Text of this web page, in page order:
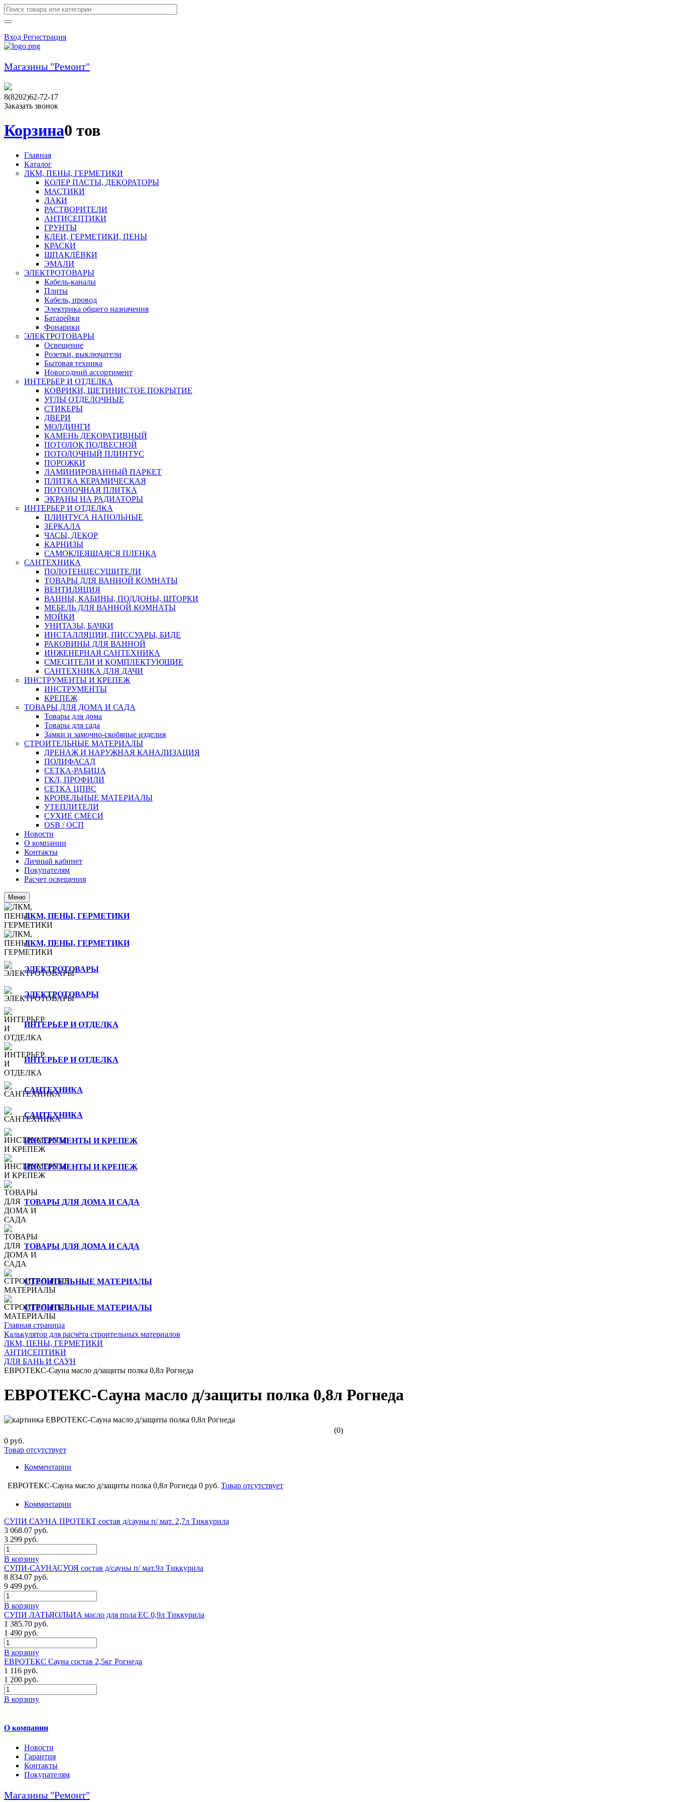
Вход Регистрация
Магазины "Ремонт"
8(8202)62-72-17
Заказать звонок
Корзина0 тов
Главная
Каталог
ЛКМ, ПЕНЫ, ГЕРМЕТИКИ
КОЛЕР ПАСТЫ, ДЕКОРАТОРЫ
МАСТИКИ
ЛАКИ
РАСТВОРИТЕЛИ
АНТИСЕПТИКИ
ГРУНТЫ
КЛЕИ, ГЕРМЕТИКИ, ПЕНЫ
КРАСКИ
ШПАКЛЁВКИ
ЭМАЛИ
ЭЛЕКТРОТОВАРЫ
Кабель-каналы
Плиты
Кабель, провод
Электрика общего назначения
Батарейки
Фонарики
ЭЛЕКТРОТОВАРЫ
Освещение
Розетки, выключатели
Бытовая техника
Новогодний ассортимент
ИНТЕРЬЕР И ОТДЕЛКА
КОВРИКИ, ЩЕТИНИСТОЕ ПОКРЫТИЕ
УГЛЫ ОТДЕЛОЧНЫЕ
СТИКЕРЫ
ДВЕРИ
МОЛДИНГИ
КАМЕНЬ ДЕКОРАТИВНЫЙ
ПОТОЛОК ПОДВЕСНОЙ
ПОТОЛОЧНЫЙ ПЛИНТУС
ПОРОЖКИ
ЛАМИНИРОВАННЫЙ ПАРКЕТ
ПЛИТКА КЕРАМИЧЕСКАЯ
ПОТОЛОЧНАЯ ПЛИТКА
ЭКРАНЫ НА РАДИАТОРЫ
ИНТЕРЬЕР И ОТДЕЛКА
ПЛИНТУСА НАПОЛЬНЫЕ
ЗЕРКАЛА
ЧАСЫ, ДЕКОР
КАРНИЗЫ
САМОКЛЕЯЩАЯСЯ ПЛЕНКА
САНТЕХНИКА
ПОЛОТЕНЦЕСУШИТЕЛИ
ТОВАРЫ ДЛЯ ВАННОЙ КОМНАТЫ
ВЕНТИЛЯЦИЯ
ВАННЫ, КАБИНЫ, ПОДДОНЫ, ШТОРКИ
МЕБЕЛЬ ДЛЯ ВАННОЙ КОМНАТЫ
МОЙКИ
УНИТАЗЫ, БАЧКИ
ИНСТАЛЛЯЦИИ, ПИССУАРЫ, БИДЕ
РАКОВИНЫ ДЛЯ ВАННОЙ
ИНЖЕНЕРНАЯ САНТЕХНИКА
СМЕСИТЕЛИ И КОМПЛЕКТУЮЩИЕ
САНТЕХНИКА ДЛЯ ДАЧИ
ИНСТРУМЕНТЫ И КРЕПЕЖ
ИНСТРУМЕНТЫ
КРЕПЕЖ
ТОВАРЫ ДЛЯ ДОМА И САДА
Товары для дома
Товары для сада
Замки и замочно-скобяные изделия
СТРОИТЕЛЬНЫЕ МАТЕРИАЛЫ
ДРЕНАЖ И НАРУЖНАЯ КАНАЛИЗАЦИЯ
ПОЛИФАСАД
СЕТКА-РАБИЦА
ГКЛ, ПРОФИЛИ
СЕТКА ЦПВС
КРОВЕЛЬНЫЕ МАТЕРИАЛЫ
УТЕПЛИТЕЛИ
СУХИЕ СМЕСИ
OSB / ОСП
Новости
О компании
Контакты
Личный кабинет
Покупателям
Расчет освещения
Меню
ЛКМ, ПЕНЫ, ГЕРМЕТИКИ
ЛКМ, ПЕНЫ, ГЕРМЕТИКИ
ЭЛЕКТРОТОВАРЫ
ЭЛЕКТРОТОВАРЫ
ИНТЕРЬЕР И ОТДЕЛКА
ИНТЕРЬЕР И ОТДЕЛКА
САНТЕХНИКА
САНТЕХНИКА
ИНСТРУМЕНТЫ И КРЕПЕЖ
ИНСТРУМЕНТЫ И КРЕПЕЖ
ТОВАРЫ ДЛЯ ДОМА И САДА
ТОВАРЫ ДЛЯ ДОМА И САДА
СТРОИТЕЛЬНЫЕ МАТЕРИАЛЫ
СТРОИТЕЛЬНЫЕ МАТЕРИАЛЫ
Главная страница
Калькулятор для расчёта строительных материалов
ЛКМ, ПЕНЫ, ГЕРМЕТИКИ
АНТИСЕПТИКИ
ДЛЯ БАНЬ И САУН
ЕВРОТЕКС-Сауна масло д/защиты полка 0,8л Рогнеда
ЕВРОТЕКС-Сауна масло д/защиты полка 0,8л Рогнеда
(0)
0 руб.
Товар отсутствует
Комментарии
ЕВРОТЕКС-Сауна масло д/защиты полка 0,8л Рогнеда 0 руб. Товар отсутствует
Комментарии
СУПИ САУНА ПРОТЕКТ состав д/сауны п/ мат. 2,7л Тиккурила
3 068.07 руб.
3 299 руб.
В корзину
СУПИ-САУНАСУОЯ состав д/сауны п/ мат.9л Тиккурила
8 834.07 руб.
9 499 руб.
В корзину
СУПИ ЛАТЬЯОЛЬИА масло для пола ЕС 0,9л Тиккурила
1 385.70 руб.
1 490 руб.
В корзину
ЕВРОТЕКС Сауна состав 2,5кг Рогнеда
1 116 руб.
1 200 руб.
В корзину
О компании
Новости
Гарантия
Контакты
Покупателям
Магазины "Ремонт"